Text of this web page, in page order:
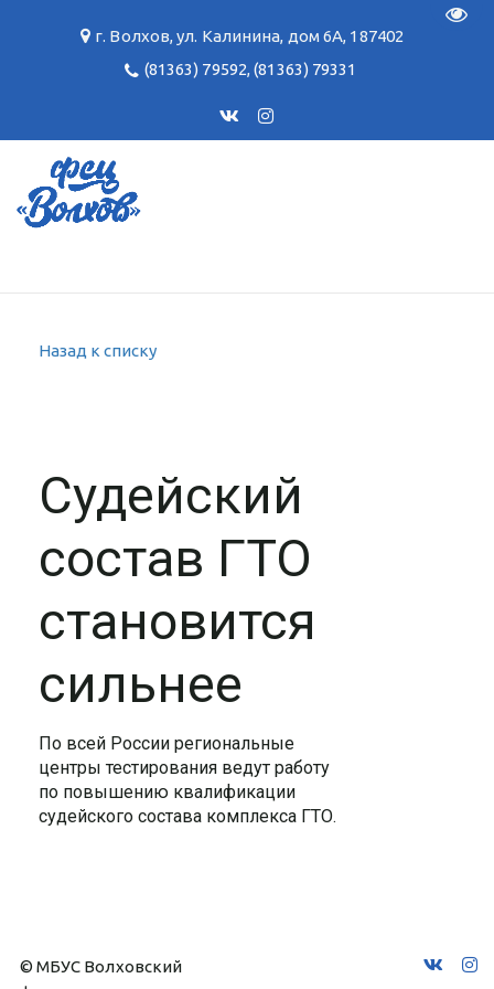
г. Волхов,ул. Калинина, дом 6А, 187402
(81363) 79592,(81363) 79331
Назад к списку
Судейский
состав ГТО
становится
сильнее
По всей России региональные
центры тестирования ведут работу
по повышению квалификации
судейского состава комплекса ГТО.
© МБУС Волховский